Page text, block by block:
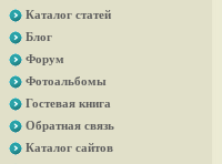
Каталог статей
Блог
Форум
Фотоальбомы
Гостевая книга
Обратная связь
Каталог сайтов